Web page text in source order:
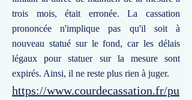
trois mois, était erronée. La cassation
prononcée n'implique pas qu'il soit à
nouveau statué sur le fond, car les délais
légaux pour statuer sur la mesure sont
expirés. Ainsi, il ne reste plus rien à juger.
https://www.courdecassation.fr/pu